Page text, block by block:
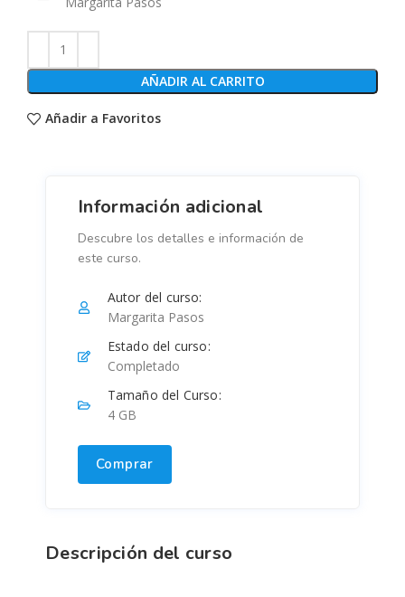
AÑADIR AL CARRITO
Añadir a Favoritos
Descripción del curso
Información adicional
Descubre los detalles e información de
este curso.
Autor del curso:
Margarita Pasos
Estado del curso:
Completado
Tamaño del Curso:
4 GB
Comprar